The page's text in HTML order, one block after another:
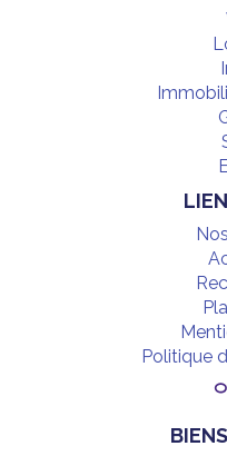
Politique